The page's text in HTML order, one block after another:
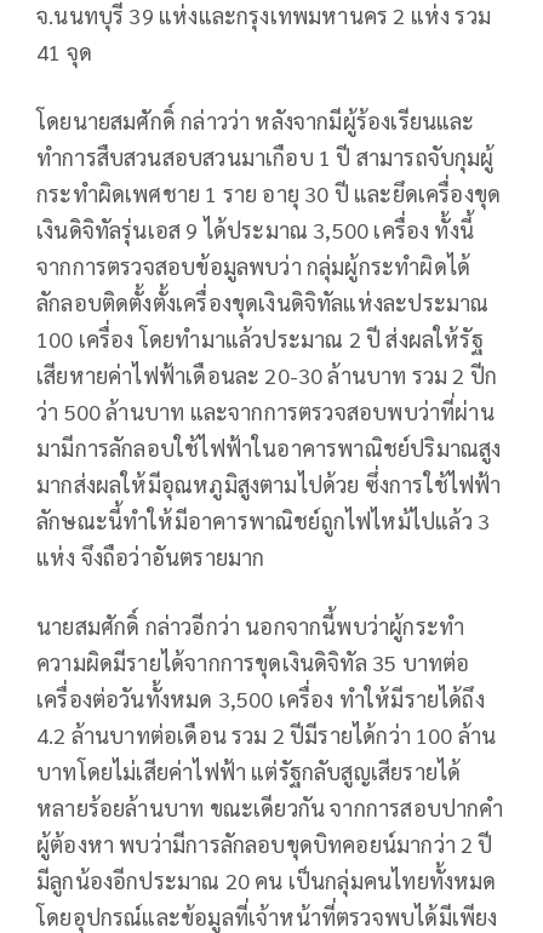
จ.นนทบุรี 39 แห่งและกรุงเทพมหานคร 2 แห่ง รวม
41 จุด
โดยนายสมศักดิ์ กล่าวว่า หลังจากมีผู้ร้องเรียนและ
ทำการสืบสวนสอบสวนมาเกือบ 1 ปี สามารถจับกุมผู้
กระทำผิดเพศชาย 1 ราย อายุ 30 ปี และยึดเครื่องขุด
เงินดิจิทัลรุ่นเอส 9 ได้ประมาณ 3,500 เครื่อง ทั้งนี้
จากการตรวจสอบข้อมูลพบว่า กลุ่มผู้กระทำผิดได้
ลักลอบติดตั้งตั้งเครื่องขุดเงินดิจิทัลแห่งละประมาณ
100 เครื่อง โดยทำมาแล้วประมาณ 2 ปี ส่งผลให้รัฐ
เสียหายค่าไฟฟ้าเดือนละ 20-30 ล้านบาท รวม 2 ปีก
ว่า 500 ล้านบาท และจากการตรวจสอบพบว่าที่ผ่าน
มามีการลักลอบใช้ไฟฟ้าในอาคารพาณิชย์ปริมาณสูง
มากส่งผลให้มีอุณหภูมิสูงตามไปด้วย ซึ่งการใช้ไฟฟ้า
ลักษณะนี้ทำให้มีอาคารพาณิชย์ถูกไฟไหม้ไปแล้ว 3
แห่ง จึงถือว่าอันตรายมาก
นายสมศักดิ์ กล่าวอีกว่า นอกจากนี้พบว่าผู้กระทำ
ความผิดมีรายได้จากการขุดเงินดิจิทัล 35 บาทต่อ
เครื่องต่อวันทั้งหมด 3,500 เครื่อง ทำให้มีรายได้ถึง
4.2 ล้านบาทต่อเดือน รวม 2 ปีมีรายได้กว่า 100 ล้าน
บาทโดยไม่เสียค่าไฟฟ้า แต่รัฐกลับสูญเสียรายได้
หลายร้อยล้านบาท ขณะเดียวกัน จากการสอบปากคำ
ผู้ต้องหา พบว่ามีการลักลอบขุดบิทคอยน์มากว่า 2 ปี
มีลูกน้องอีกประมาณ 20 คน เป็นกลุ่มคนไทยทั้งหมด
โดยอุปกรณ์และข้อมูลที่เจ้าหน้าที่ตรวจพบได้มีเพียง